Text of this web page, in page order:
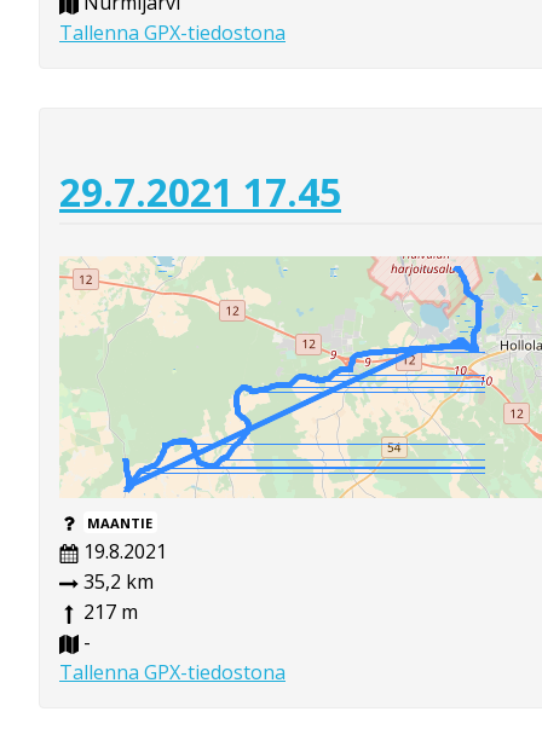
Tallenna GPX-tiedostona
29.7.2021 17.45
MAANTIE
19.8.2021
35,2 km
217 m
-
Tallenna GPX-tiedostona